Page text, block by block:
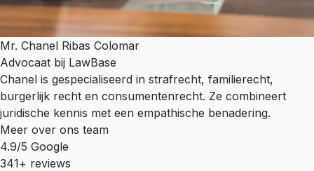
Mr. Chanel Ribas Colomar
Advocaat bij LawBase
Chanel is gespecialiseerd in strafrecht, familierecht,
burgerlijk recht en consumentenrecht. Ze combineert
juridische kennis met een empathische benadering.
Meer over ons team
4.9/5 Google
341+ reviews